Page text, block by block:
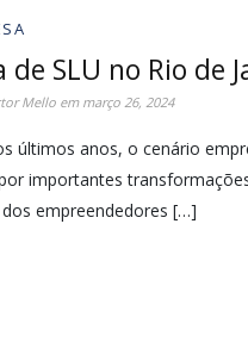
SLU no Rio de
Mello em março 26, 2024
últimos anos, o cenário
importantes
empreendedores […]